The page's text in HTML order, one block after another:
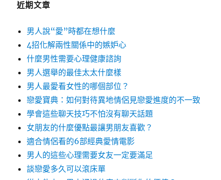
近期文章
男人說“愛”時都在想什麼
4招化解兩性關係中的嫉妒心
什麼男性需要心理健康諮詢
男人選舉的最佳太太什麼樣
男人最愛看女性的哪個部位？
戀愛寶典：如何對待異地情侶見戀愛進度的不一致
學會這些聊天技巧不怕沒有聊天話題
女朋友的什麼優點最讓男朋友喜歡？
適合情侶看的6部經典愛情電影
男人的這些心理需要女友一定要滿足
談戀愛多久可以滾床單